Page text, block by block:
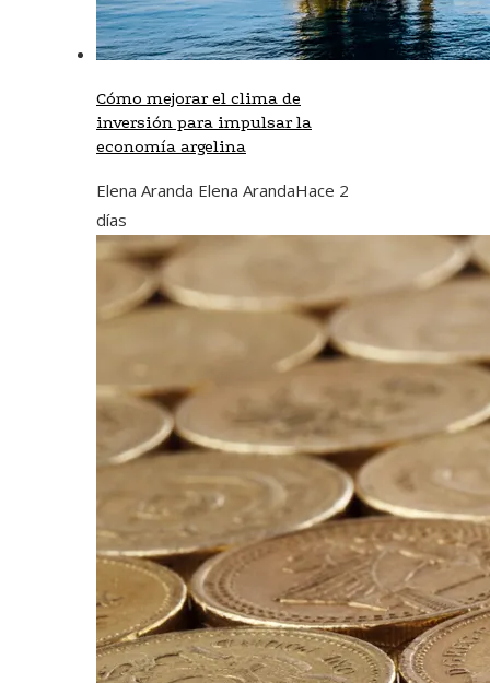
Cómo mejorar el clima de
inversión para impulsar la
economía argelina
Elena Aranda Elena ArandaHace 2
días